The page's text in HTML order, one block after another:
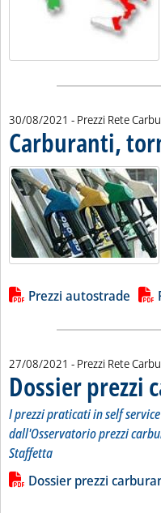
Lista allegati PDF
30/08/2021 - Prezzi Rete
Carburanti,
Lista allegati PDF
Prezzi autostrade
27/08/2021 - Prezzi Rete
Dossier prezzi
I prezzi praticati in self
dall'Osservatorio prezzi
Staffetta
Leggi tutta la notizia:
Lista allegati PDF
Dossier prezzi